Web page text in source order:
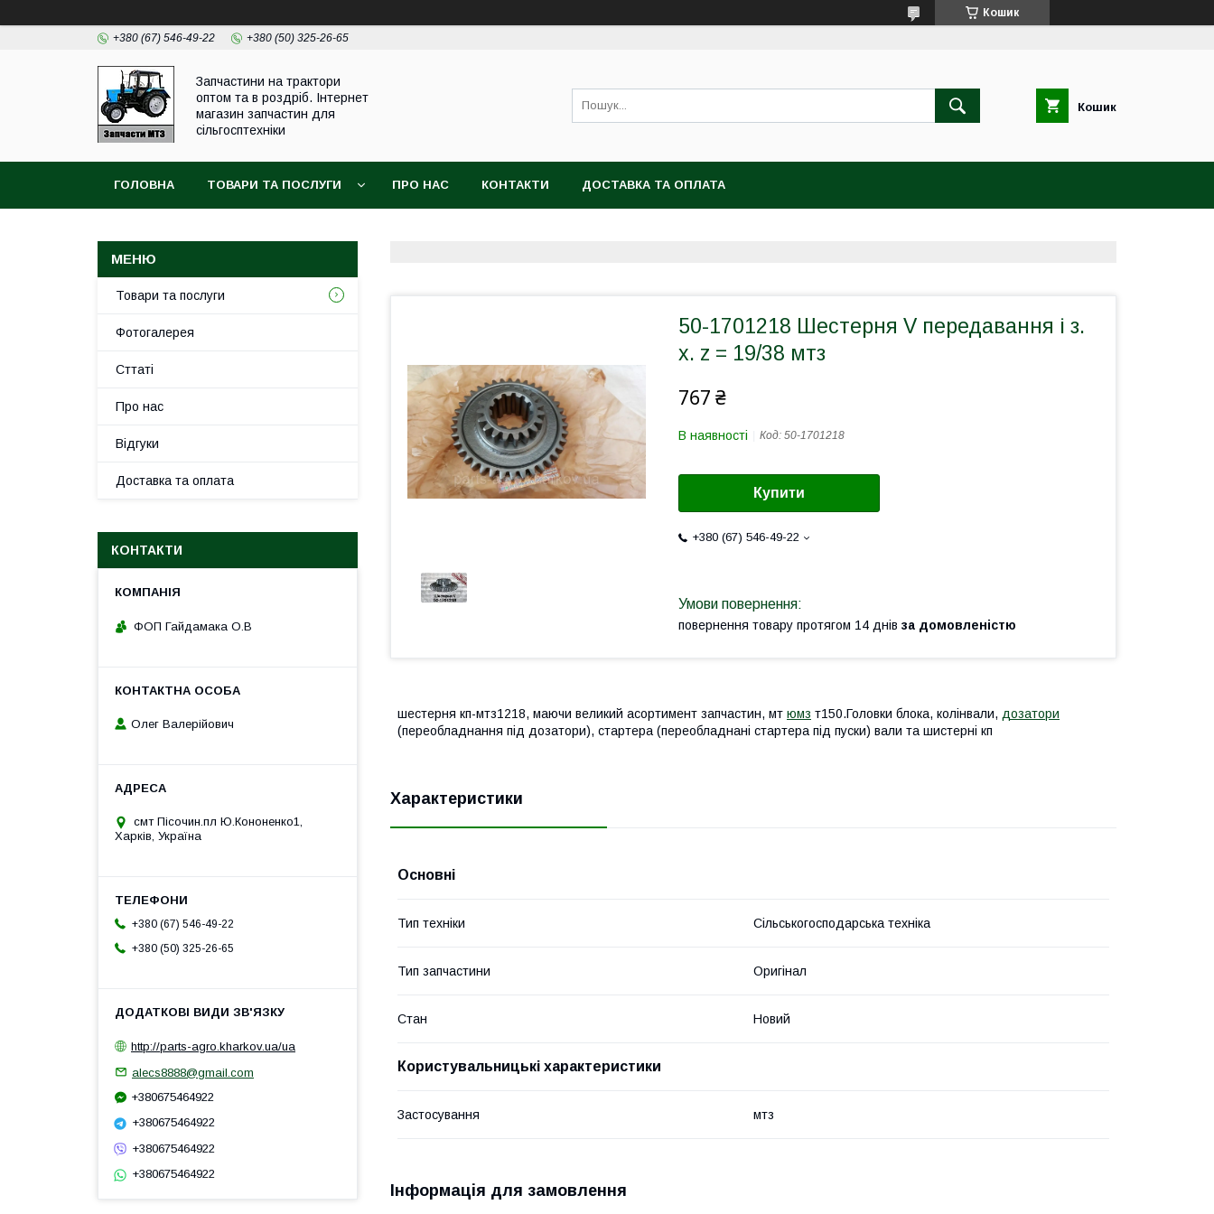
Кошик
+380 (67) 546-49-22 +380 (50) 325-26-65
Запчастини на трактори
оптом та в роздріб. Інтернет
магазин запчастин для
сільгосптехніки
Кошик
ГОЛОВНА ТОВАРИ ТА ПОСЛУГИ ПРО НАС КОНТАКТИ ДОСТАВКА ТА ОПЛАТА
50-1701218 Шестерня V передавання і з.
х. z = 19/38 мтз
767 ₴
В наявності Код: 50-1701218
Купити
+380 (67) 546-49-22
повернення товару протягом 14 днів за домовленістю
шестерня кп-мтз1218, маючи великий асортимент запчастин, мт юмз т150.Головки блока, колінвали, дозатори
(переобладнання під дозатори), стартера (переобладнані стартера під пуски) вали та шистерні кп
Характеристики
Основні
Тип техніки Сільськогосподарська техніка
Тип запчастини Оригінал
Стан Новий
Користувальницькі характеристики
Застосування мтз
Інформація для замовлення
Товари та послуги
Фотогалерея
Сттаті
Про нас
Відгуки
Доставка та оплата
КОНТАКТИ
ФОП Гайдамака О.В
Олег Валерійович
смт Пісочин.пл Ю.Кононенко1,
Харків, Україна
+380 (67) 546-49-22
+380 (50) 325-26-65
http://parts-agro.kharkov.ua/ua
alecs8888@gmail.com
+380675464922
+380675464922
+380675464922
+380675464922